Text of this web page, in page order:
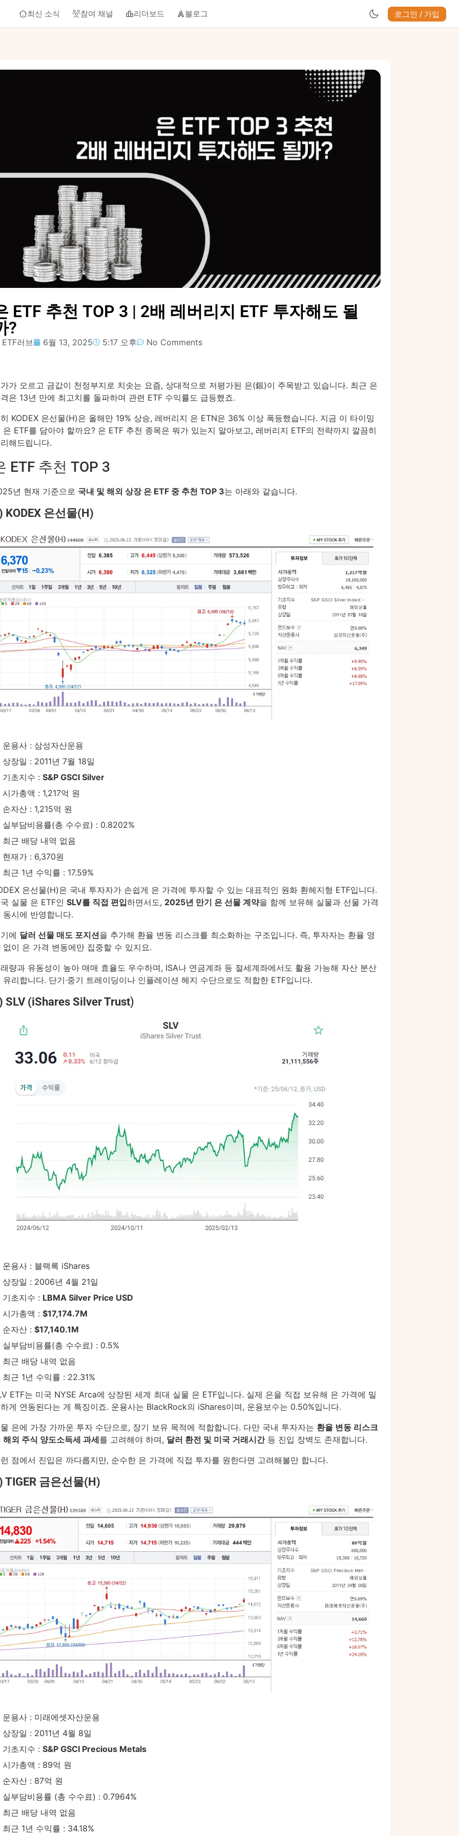
최신 소식 참여 채널 리더보드 블로그 로그인 / 가입
ETF 추천 TOP 3 | 2배 레버리지 ETF 투자해도 될
?
ETF러브 6월 13, 2025 5:17 오후 No Comments
가 오르고 금값이 천정부지로 치솟는 요즘, 상대적으로 저평가된 은(銀)이 주목받고 있습니다. 최근 은
은 13년 만에 최고치를 돌파하며 관련 ETF 수익률도 급등했죠.
KODEX 은선물(H)은 올해만 19% 상승, 레버리지 은 ETN은 36% 이상 폭등했습니다. 지금 이 타이밍
은 ETF를 담아야 할까요? 은 ETF 추천 종목은 뭐가 있는지 알아보고, 레버리지 ETF의 전략까지 깔끔히
해드립니다.
ETF 추천 TOP 3
년 현재 기준으로 국내 및 해외 상장 은 ETF 중 추천 TOP 3는 아래와 같습니다.
KODEX 은선물(H)
운용사 : 삼성자산운용
상장일 : 2011년 7월 18일
기초지수 : S&P GSCI Silver
시가총액 : 1,217억 원
손자산 : 1,215억 원
실부담비용률(총 수수료) : 0.8202%
최근 배당 내역 없음
현재가 : 6,370원
최근 1년 수익률 : 17.59%
은선물(H)은 국내 투자자가 손쉽게 은 가격에 투자할 수 있는 대표적인 원화 환헤지형 ETF입니다.
실물 은 ETF인 SLV를 직접 편입하면서도, 2025년 만기 은 선물 계약을 함께 보유해 실물과 선물 가격
동시에 반영합니다.
에 달러 선물 매도 포지션을 추가해 환율 변동 리스크를 최소화하는 구조입니다. 즉, 투자자는 환율 영
없이 은 가격 변동에만 집중할 수 있지요.
량과 유동성이 높아 매매 효율도 우수하며, ISA나 연금계좌 등 절세계좌에서도 활용 가능해 자산 분산
유리합니다. 단기·중기 트레이딩이나 인플레이션 헤지 수단으로도 적합한 ETF입니다.
SLV (iShares Silver Trust)
운용사 : 블랙록 iShares
상장일 : 2006년 4월 21일
기초지수 : LBMA Silver Price USD
시가총액 : $17,174.7M
순자산 : $17,140.1M
실부담비용률(총 수수료) : 0.5%
최근 배당 내역 없음
최근 1년 수익률 : 22.31%
ETF는 미국 NYSE Arca에 상장된 세계 최대 실물 은 ETF입니다. 실제 은을 직접 보유해 은 가격에 밀
게 연동된다는 게 특징이죠. 운용사는 BlackRock의 iShares이며, 운용보수는 0.50%입니다.
은에 가장 가까운 투자 수단으로, 장기 보유 목적에 적합합니다. 다만 국내 투자자는 환율 변동 리스크
해외 주식 양도소득세 과세를 고려해야 하며, 달러 환전 및 미국 거래시간등 진입 장벽도 존재합니다.
점에서 진입은 까다롭지만, 순수한 은 가격에 직접 투자를 원한다면 고려해볼만 합니다.
TIGER 금은선물(H)
운용사 : 미래에셋자산운용
상장일 : 2011년 4월 8일
기초지수 : S&P GSCI Precious Metals
시가총액 : 89억 원
순자산 : 87억 원
실부담비용률 (총 수수료) : 0.7964%
최근 배당 내역 없음
최근 1년 수익률 : 34.18%